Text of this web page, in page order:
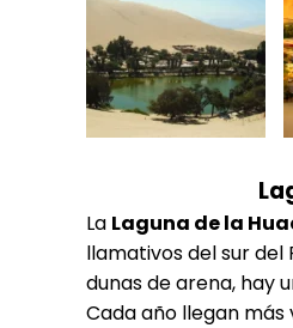
La Laguna de la
llamativos del sur del
dunas de arena, hay
Cada año llegan